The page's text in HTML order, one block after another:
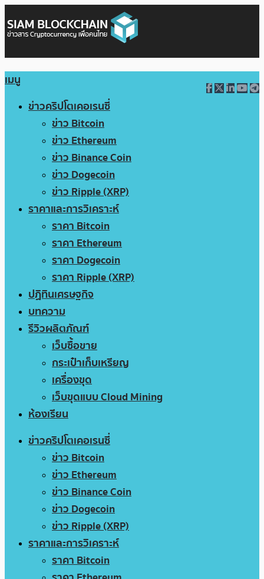
เมนู
ข่าวคริปโตเคอเรนซี่
ข่าว Bitcoin
ข่าว Ethereum
ข่าว Binance Coin
ข่าว Dogecoin
ข่าว Ripple (XRP)
ราคาและการวิเคราะห์
ราคา Bitcoin
ราคา Ethereum
ราคา Dogecoin
ราคา Ripple (XRP)
ปฏิทินเศรษฐกิจ
บทความ
รีวิวผลิตภัณฑ์
เว็บซื้อขาย
กระเป๋าเก็บเหรียญ
เครื่องขุด
เว็บขุดแบบ Cloud Mining
ห้องเรียน
ข่าวคริปโตเคอเรนซี่
ข่าว Bitcoin
ข่าว Ethereum
ข่าว Binance Coin
ข่าว Dogecoin
ข่าว Ripple (XRP)
ราคาและการวิเคราะห์
ราคา Bitcoin